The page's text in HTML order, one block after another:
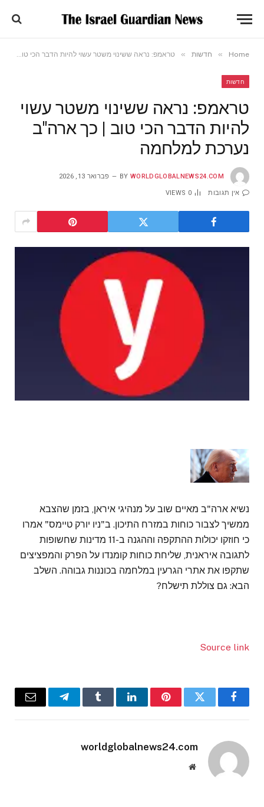
Home
» חדשות » טראמפ: נראה ששינוי משטר עשוי להיות הדבר הכי טוב | כך ארה"ב נערכת למלחמה
חדשות
טראמפ: נראה ששינוי משטר עשוי
להיות הדבר הכי טוב | כך ארה"ב
נערכת למלחמה
BY WORLDGLOBALNEWS24.COM פברואר 13, 2026
אין תגובות 0
VIEWS
נשיא ארה"ב מאיים שוב על מנהיגי איראן, בזמן שהצבא
ממשיך לצבור כוחות במזרח התיכון. ב"ניו יורק טיימס" אמרו
כי חוזקו יכולות ההתקפה וההגנה ב-11 מדינות שחשופות
לתגובה איראנית, שליחת כוחות קומנדו על הפרק והמפציצים
שתקפו את אתרי הגרעין במלחמה בכוננות גבוהה. השלב
הבא: גם צוללת תישלח?
Source link
Facebook
Twitter
Pinterest
LinkedIn
Tumblr
Telegram
Email
worldglobalnews24.com
Website